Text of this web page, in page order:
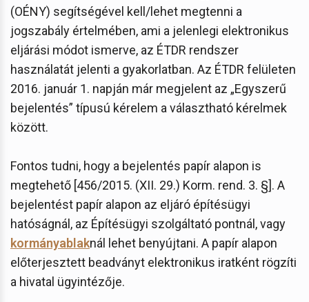
(OÉNY) segítségével kell/lehet megtenni a
jogszabály értelmében, ami a jelenlegi elektronikus
eljárási módot ismerve, az ÉTDR rendszer
használatát jelenti a gyakorlatban. Az ÉTDR felületen
2016. január 1. napján már megjelent az „Egyszerű
bejelentés” típusú kérelem a választható kérelmek
között.
Fontos tudni, hogy a bejelentés papír alapon is
megtehető [456/2015. (XII. 29.) Korm. rend. 3. §]. A
bejelentést papír alapon az eljáró építésügyi
hatóságnál, az Építésügyi szolgáltató pontnál, vagy
kormányablaknál lehet benyújtani. A papír alapon
előterjesztett beadványt elektronikus iratként rögzíti
a hivatal ügyintézője.